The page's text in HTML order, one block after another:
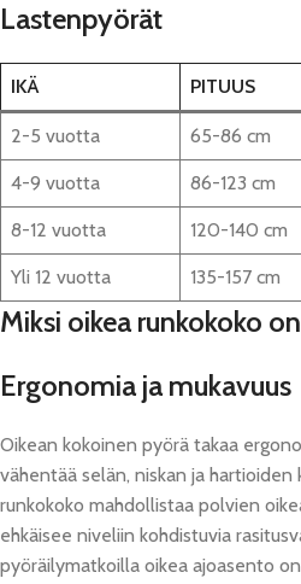
Lastenpyörät
IKÄ PITUUS
2-5 vuotta 65-86 cm
4-9 vuotta 86-123 cm
8-12 vuotta 120-140 cm
Yli 12 vuotta 135-157 cm
Miksi oikea runkokoko
Ergonomia ja mukavuus
Oikean kokoinen pyörä takaa
vähentää selän, niskan ja hartioiden
runkokoko mahdollistaa polvien
ehkäisee niveliin kohdistuvia
pyöräilymatkoilla oikea ajoasento